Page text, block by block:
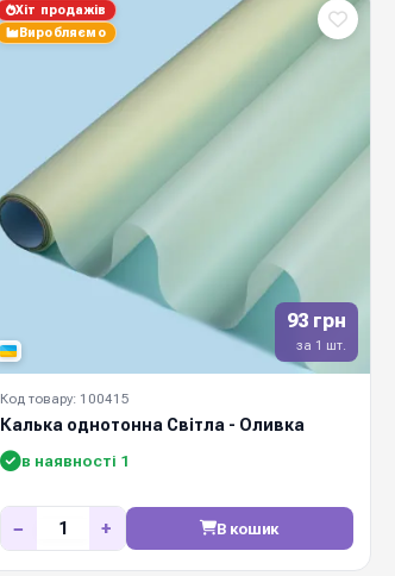
93 грн
за 1 шт.
Хіт продажів
Виробляємо
Код товару: 100415
Калька однотонна Світла - Оливка
в наявності 1
− + В кошик